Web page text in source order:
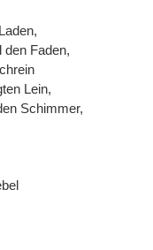
den Faden,
Lein,
Schimmer,